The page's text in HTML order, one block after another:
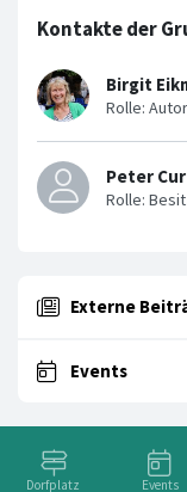
Dorfplatz Events
Kontakte der
Birgit
Peter
Externe
Events